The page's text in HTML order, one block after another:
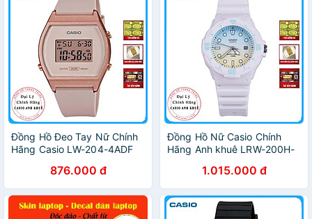
Đồng Hồ Đeo Tay Nữ Chính
Hãng Casio LW-204-4ADF
876.000 đ
Đồng Hồ Nữ Casio Chính
Hãng Anh khuê LRW-200H-
Hiệu Nhật Bản1.015.000 đ